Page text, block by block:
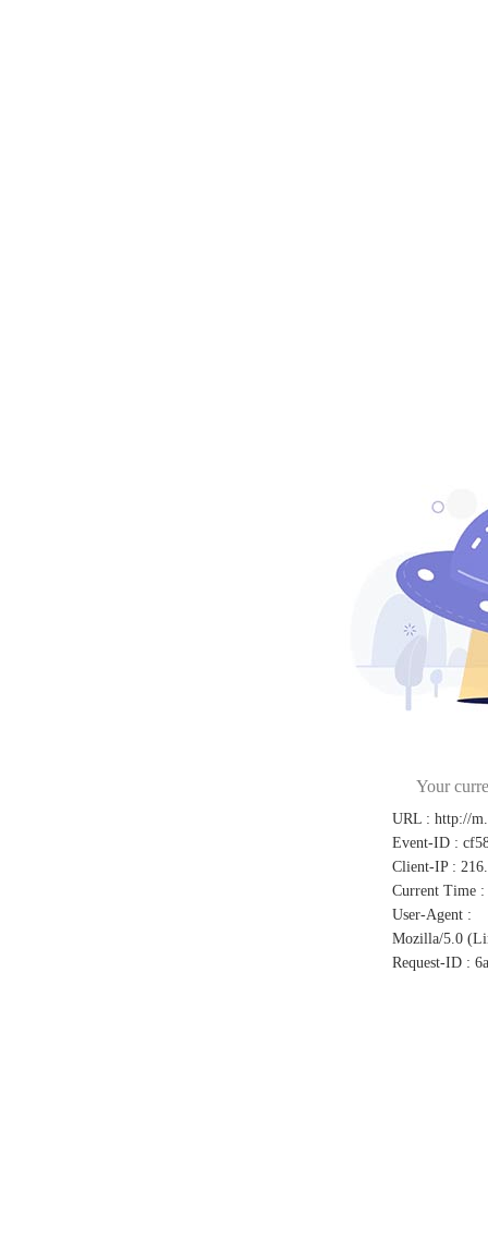
Your
URL : http://
Event-ID :
Client-IP :
Current Time :
User-Agent :
Mozilla/5.0
Request-ID :